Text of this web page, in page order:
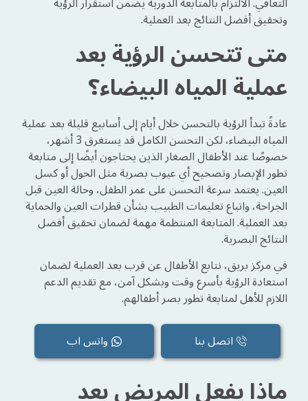
وتحقيق أفضل النتائج بعد العملية.
متى تتحسن الرؤية بعد
عملية المياه البيضاء؟
عادةً تبدأ الرؤية بالتحسن خلال أيام إلى أسابيع قليلة بعد عملية
المياه البيضاء، لكن التحسن الكامل قد يستغرق 3 أشهر،
خصوصًا عند الأطفال الصغار الذين يحتاجون أيضًا إلى متابعة
تطور الإبصار وتصحيح أي عيوب بصرية مثل الحول أو كسل
العين. يعتمد سرعة التحسن على عمر الطفل، وحالة العين قبل
الجراحة، واتباع تعليمات الطبيب بشأن قطرات العين والحماية
بعد العملية. المتابعة المنتظمة مهمة لضمان تحقيق أفضل
النتائج البصرية.
في مركز بريق، نتابع الأطفال عن قرب بعد العملية لضمان
استعادة الرؤية بأسرع وقت وبشكل آمن، مع تقديم الدعم
اللازم للأهل لمتابعة تطور بصر أطفالهم.
اتصل بنا
واتس اب